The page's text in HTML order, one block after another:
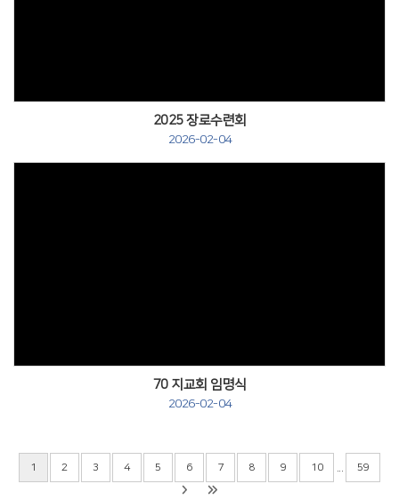
2025 장로수련회
2026-02-04
70 지교회 임명식
2026-02-04
1 2 3 4 5 6 7 8 9 10 59